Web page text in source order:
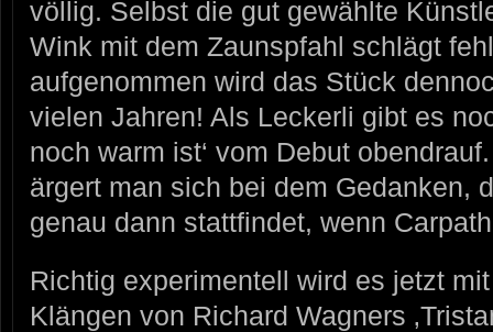
völlig. Selbst die gut gewählte
Wink mit dem Zaunspfahl schlägt
aufgenommen wird das Stück
vielen Jahren! Als Leckerli gibt es
noch warm ist‘ vom Debut
ärgert man sich bei dem Gedanken,
genau dann stattfindet, wenn
Richtig experimentell wird es jetzt
Klängen von Richard Wagners